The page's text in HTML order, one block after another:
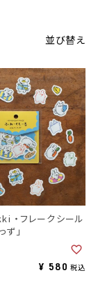
並び替え
・フレークシール
ず」
¥ 580 税込